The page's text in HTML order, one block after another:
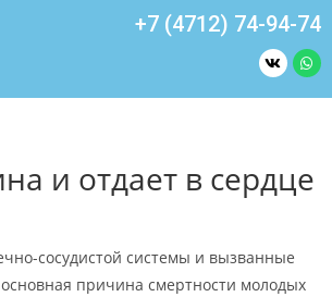
+7 (4712) 74-94-74
и отдает в сердце
сосудистой системы и вызванные
причина смертности молодых